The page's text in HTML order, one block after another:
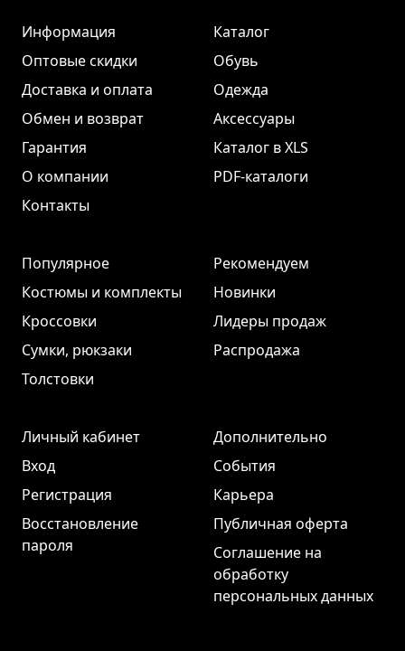
Информация
Оптовые скидки
Доставка и оплата
Обмен и возврат
Гарантия
О компании
Контакты
Каталог
Обувь
Одежда
Аксессуары
Каталог в XLS
PDF-каталоги
Популярное
Костюмы и комплекты
Кроссовки
Сумки, рюкзаки
Толстовки
Рекомендуем
Новинки
Лидеры продаж
Распродажа
Личный кабинет
Вход
Регистрация
Восстановление
пароля
Дополнительно
События
Карьера
Публичная оферта
Соглашение на
обработку
персональных данных